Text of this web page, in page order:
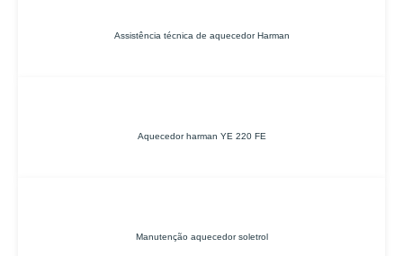
Assistência técnica de aquecedor Harman
Aquecedor harman YE 220 FE
Manutenção aquecedor soletrol